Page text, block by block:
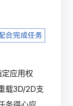
应用权
载3D/2D支